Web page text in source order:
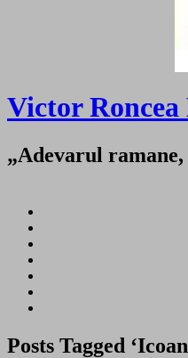
Victor Roncea
„Adevarul
Posts Tagged